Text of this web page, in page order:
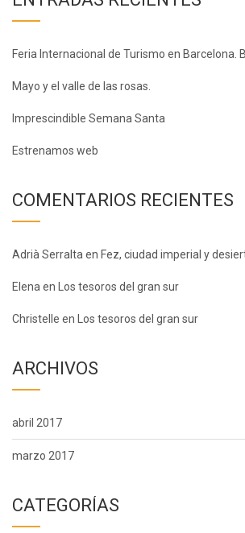
Feria Internacional de Turismo en Barcelona.
Mayo y el valle de las rosas.
Imprescindible Semana Santa
Estrenamos web
COMENTARIOS RECIENTES
Adrià Serralta en Fez, ciudad imperial y
Elena en Los tesoros del gran sur
Christelle en Los tesoros del gran sur
ARCHIVOS
abril 2017
marzo 2017
CATEGORÍAS